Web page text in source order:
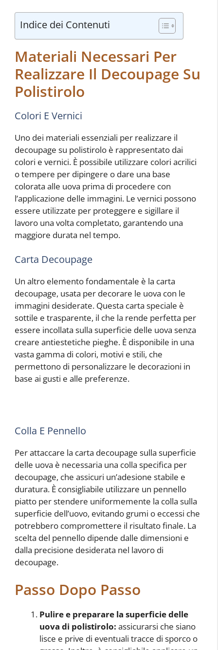
Indice dei Contenuti
Materiali Necessari Per
Realizzare Il Decoupage Su
Polistirolo
Colori E Vernici
Uno dei materiali essenziali per realizzare il
decoupage su polistirolo è rappresentato dai
colori e vernici. È possibile utilizzare colori acrilici
o tempere per dipingere o dare una base
colorata alle uova prima di procedere con
l’applicazione delle immagini. Le vernici possono
essere utilizzate per proteggere e sigillare il
lavoro una volta completato, garantendo una
maggiore durata nel tempo.
Carta Decoupage
Un altro elemento fondamentale è la carta
decoupage, usata per decorare le uova con le
immagini desiderate. Questa carta speciale è
sottile e trasparente, il che la rende perfetta per
essere incollata sulla superficie delle uova senza
creare antiestetiche pieghe. È disponibile in una
vasta gamma di colori, motivi e stili, che
permettono di personalizzare le decorazioni in
base ai gusti e alle preferenze.
Colla E Pennello
Per attaccare la carta decoupage sulla superficie
delle uova è necessaria una colla specifica per
decoupage, che assicuri un’adesione stabile e
duratura. È consigliabile utilizzare un pennello
piatto per stendere uniformemente la colla sulla
superficie dell’uovo, evitando grumi o eccessi che
potrebbero compromettere il risultato finale. La
scelta del pennello dipende dalle dimensioni e
dalla precisione desiderata nel lavoro di
decoupage.
Passo Dopo Passo
Pulire e preparare la superficie delle
uova di polistirolo: assicurarsi che siano
lisce e prive di eventuali tracce di sporco o